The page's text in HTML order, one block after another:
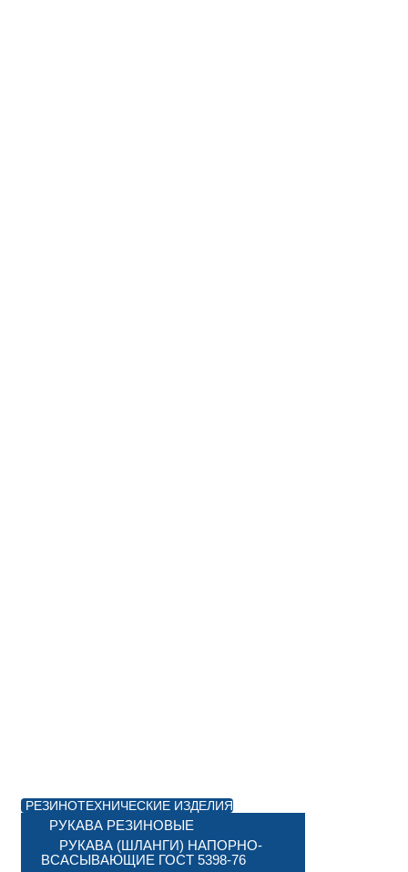
РЕЗИНОТЕХНИЧЕСКИЕ ИЗДЕЛИЯ
РУКАВА РЕЗИНОВЫЕ
РУКАВА (ШЛАНГИ) НАПОРНО-
ВСАСЫВАЮЩИЕ ГОСТ 5398-76